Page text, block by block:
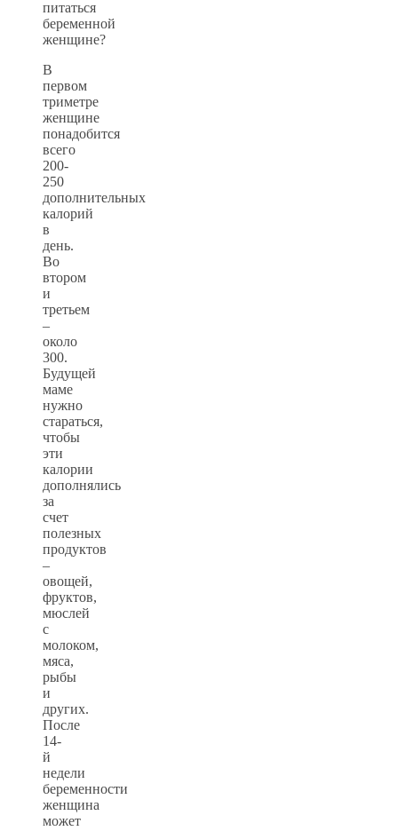
питаться
беременной
женщине?
В
первом
триметре
женщине
понадобится
всего
200-
250
дополнительных
калорий
в
день.
Во
втором
и
третьем
–
около
300.
Будущей
маме
нужно
стараться,
чтобы
эти
калории
дополнялись
за
счет
полезных
продуктов
–
овощей,
фруктов,
мюслей
с
молоком,
мяса,
рыбы
и
других.
После
14-
й
недели
беременности
женщина
может